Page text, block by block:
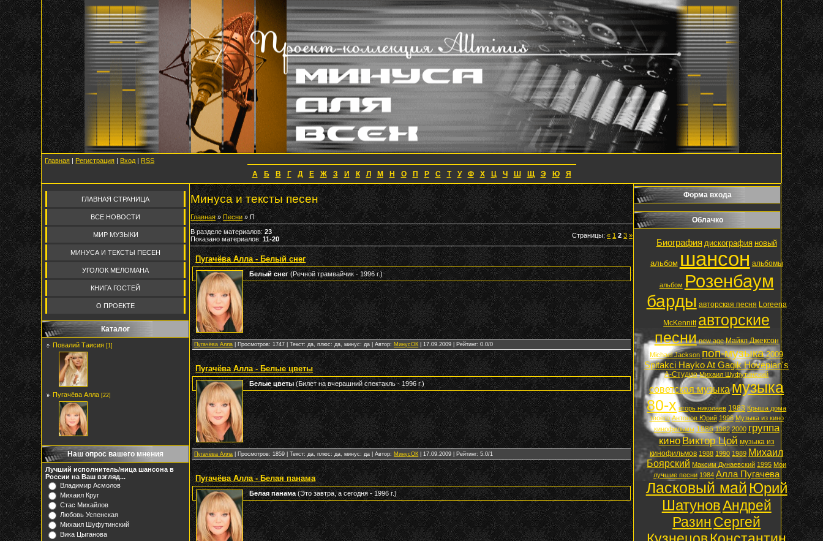
Главная | Регистрация | Вход | RSS
А Б В Г Д Е Ж З И К Л М Н О П Р С Т У Ф Х Ц Ч Ш Щ Э Ю Я
ГЛАВНАЯ СТРАНИЦА
ВСЕ НОВОСТИ
МИР МУЗЫКИ
МИНУСА И ТЕКСТЫ ПЕСЕН
УГОЛОК МЕЛОМАНА
КНИГА ГОСТЕЙ
О ПРОЕКТЕ
Каталог
Повалий Таисия [1]
Пугачёва Алла [22]
Наш опрос вашего мнения
Лучший исполнитель/ница шансона в
России на Ваш взгляд...
Владимир Асмолов
Михаил Круг
Стас Михайлов
Любовь Успенская
Михаил Шуфутинский
Вика Цыганова
Минуса и тексты песен
Главная»Песни» П
В разделе материалов:23
Показано материалов:11-20 Страницы:« 1 2 3 »
Пугачёва Алла - Белый снег
Белый снег(Речной трамвайчик - 1996 г.)
Пугачёва Алла | Просмотров: 1747 | Текст: да, плюс: да, минус: да | Автор: МинусОК |17.09.2009 | Рейтинг: 0.0/0
Пугачёва Алла - Белые цветы
Белые цветы(Билет на вчерашний спектакль - 1996 г.)
Пугачёва Алла | Просмотров: 1859 | Текст: да, плюс: да, минус: да | Автор: МинусОК |17.09.2009 | Рейтинг: 5.0/1
Пугачёва Алла - Белая панама
Белая панама(Это завтра, а сегодня - 1996 г.)
Форма входа
Облачко
Биография дискография новый
альбом шансон альбомы
альбом Розенбаум
барды авторская песня Loreena
McKennitt авторские
песни new age Майкл Джексон
Michael Jackson поп-музыка 2009
Spitakci Hayko At Gagik Hovepian's
А-Студио Михаил Шуфутинский
советская музыкамузыка
80-х игорь николаев 1983 Крыша дома
твоего Антонов Юрий 1996 Музыка из кино
кинофильмы 1986 1982 2000 группа
киноВиктор Цой музыка из
кинофильмов 1988 1990 1989 Михаил
Боярский Максим Дунаевский 1995 Мои
лучшие песни 1984 Алла Пугачева
Ласковый май Юрий
ШатуновАндрей
Разин Сергей